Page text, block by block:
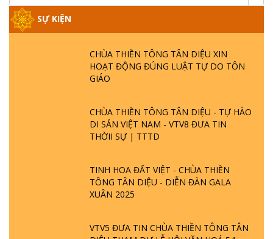
SỰ KIỆN
CHÙA THIỀN TÔNG TÂN DIỆU XIN
HOẠT ĐỘNG ĐÚNG LUẬT TỰ DO TÔN
GIÁO
CHÙA THIỀN TÔNG TÂN DIỆU - TỰ HÀO
DI SẢN VIỆT NAM - VTV8 ĐƯA TIN
THỜII SỰ | TTTD
TINH HOA ĐẤT VIỆT - CHÙA THIỀN
TÔNG TÂN DIỆU - DIỄN ĐÀN GALA
XUÂN 2025
VTV5 ĐƯA TIN CHÙA THIỀN TÔNG TÂN